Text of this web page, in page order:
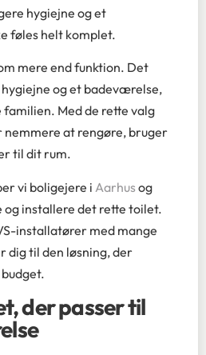
hygiejne og et
føles helt komplet.
mere end funktion. Det
og et badeværelse,
Med de rette valg
at rengøre, bruger
til dit rum.
vi boligejere i Aarhus og
installere det rette toilet.
installatører med mange
dig til den løsning, der
der passer til